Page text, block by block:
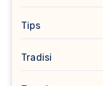
Tips
Tradisi